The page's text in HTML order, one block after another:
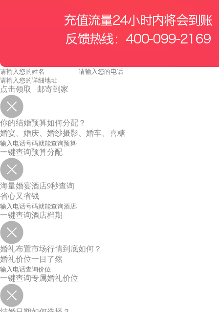
点击领取 邮寄到家
你的结婚预算如何分配？
婚宴、婚庆、婚纱摄影、婚车、喜糖
一键查询预算分配
海量婚宴酒店9秒查询
省心又省钱
一键查询酒店档期
婚礼布置市场行情到底如何？
婚礼价位一目了然
一键查询专属婚礼价位